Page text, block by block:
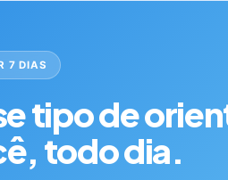
7 DIAS
tipo de
todo dia.